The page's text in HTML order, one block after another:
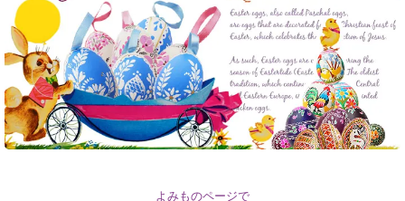
よみものページで